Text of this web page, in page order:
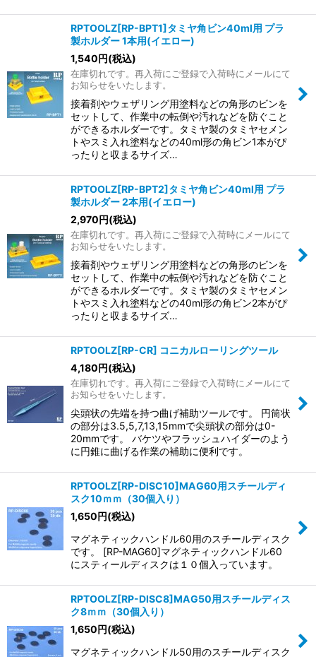
RPTOOLZ[RP-BPT1]タミヤ角ビン40ml用 プラ
製ホルダー 1本用(イエロー)
1,540円(税込)
在庫切れです。再入荷にご登録で入荷時にメールにて
お知らせをいたします。
接着剤やウェザリング用塗料などの角形のビンを
セットして、作業中の転倒や汚れなどを防ぐこと
ができるホルダーです。タミヤ製のタミヤセメン
トやスミ入れ塗料などの40ml形の角ビン1本がぴ
ったりと収まるサイズ…
RPTOOLZ[RP-BPT2]タミヤ角ビン40ml用 プラ
製ホルダー 2本用(イエロー)
2,970円(税込)
在庫切れです。再入荷にご登録で入荷時にメールにて
お知らせをいたします。
接着剤やウェザリング用塗料などの角形のビンを
セットして、作業中の転倒や汚れなどを防ぐこと
ができるホルダーです。タミヤ製のタミヤセメン
トやスミ入れ塗料などの40ml形の角ビン2本がぴ
ったりと収まるサイズ…
RPTOOLZ[RP-CR] コニカルローリングツール
4,180円(税込)
在庫切れです。再入荷にご登録で入荷時にメールにて
お知らせをいたします。
尖頭状の先端を持つ曲げ補助ツールです。 円筒状
の部分は3.5,5,7,13,15mmで尖頭状の部分は0-
20mmです。 バケツやフラッシュハイダーのよう
に円錐に曲げる作業の補助に便利です。
RPTOOLZ[RP-DISC10]MAG60用スチールディ
スク10ｍｍ（30個入り）
1,650円(税込)
マグネティックハンドル60用のスチールディスク
です。 [RP-MAG60]マグネティックハンドル60
にスティールディスクは１０個入っています。
RPTOOLZ[RP-DISC8]MAG50用スチールディス
ク8ｍｍ（30個入り）
1,650円(税込)
マグネティックハンドル50用のスチールディスク